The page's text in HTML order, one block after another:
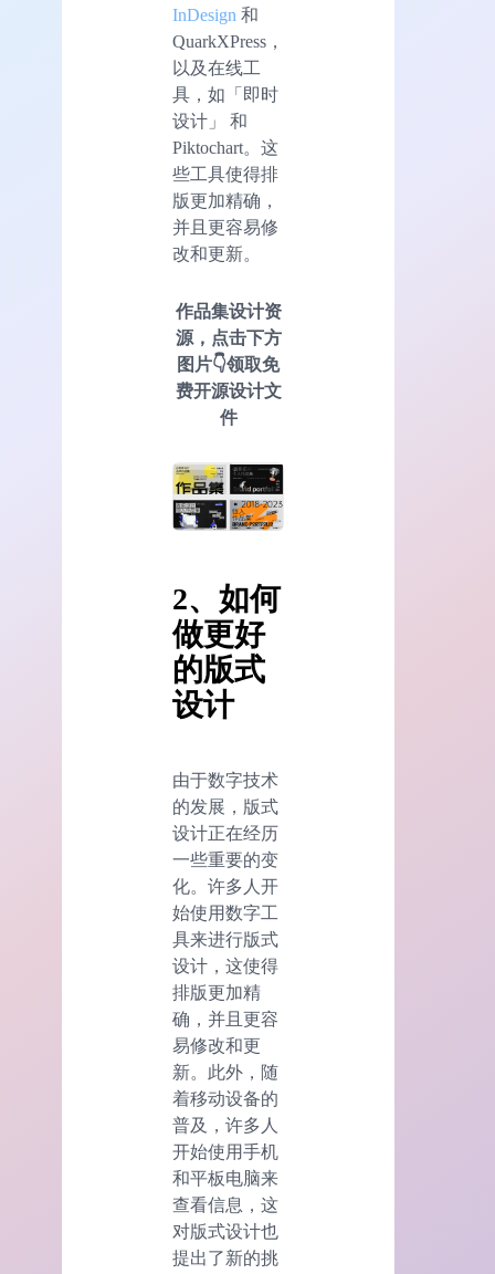
InDesign 和
QuarkXPress，
以及在线工
具，如「即时
设计」 和
Piktochart。这
些工具使得排
版更加精确，
并且更容易修
改和更新。
作品集设计资
源，点击下方
图片👇领取免
费开源设计文
件
2、如何
做更好
的版式
设计
由于数字技术
的发展，版式
设计正在经历
一些重要的变
化。许多人开
始使用数字工
具来进行版式
设计，这使得
排版更加精
确，并且更容
易修改和更
新。此外，随
着移动设备的
普及，许多人
开始使用手机
和平板电脑来
查看信息，这
对版式设计也
提出了新的挑